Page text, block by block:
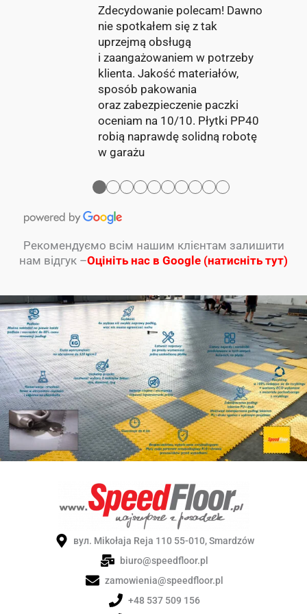
Zdecydowanie polecam! Dawno
nie spotkałem się z tak
uprzejmą obsługą
i zaangażowaniem w potrzeby
klienta. Jakość materiałów,
sposób pakowania
oraz zabezpieczenie paczki
oceniam na 10/10. Płytki PP40
robią naprawdę solidną robotę
w garażu
●●●●●●●●●●
Рекомендуємо всім нашим клієнтам залишити
нам відгук –Оцініть нас в Google (натисніть тут)
вул. Mikołaja Reja 110 55-010, Smardzów
biuro@speedfloor.pl
zamowienia@speedfloor.pl
+48 537 509 156